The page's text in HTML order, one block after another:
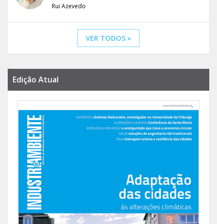
Rui Azevedo
VER TODOS »
Edição Atual